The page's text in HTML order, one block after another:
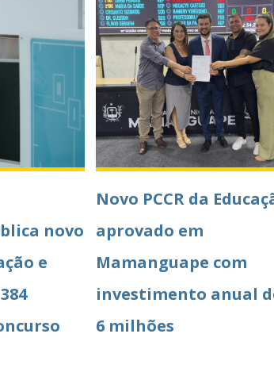
novo
e
Novo PCCR da
aprovado em
Mamanguape com
investimento anual
6 milhões